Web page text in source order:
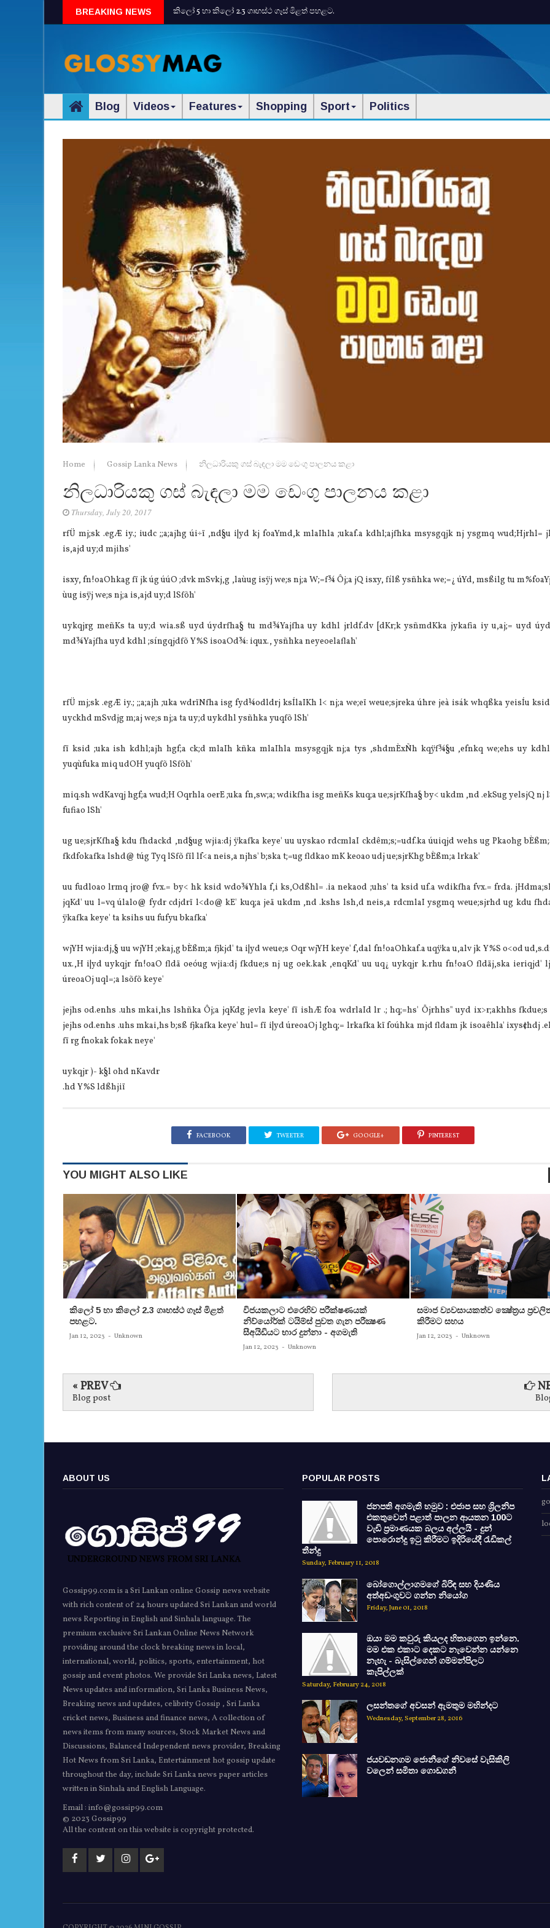
BREAKING NEWS කිලෝ 5 හා කිලෝ 2.3 ගෘහස්ථ ගෑස් මිළත් පහළට.
Blog Videos Features Shopping Sport Politics
Home Gossip Lanka News නිලධාරියකු ගස් බැඳලා මම ඩෙංගු පාලනය කළා
නිලධාරියකු ගස් බැඳලා මම ඩෙංගු පාලනය කළා
Thursday, July 20, 2017
rfÜ mj;sk .egÆ iy.; iudc ;;a;ajhg úi÷ï ,nd§u i|yd kj foaYmd,k mlaIhla ;ukaf.a kdhl;ajfhka msysgqjk nj ysgmq wud;Hjrhl=
is,ajd uy;d mjihs'
isxy, fn!oaOhkag fï jk úg úúO ;dvk mSvkj,g ,laùug isÿj we;s nj;a W;=f¾ Ôj;a jQ isxy, fílß ysñhka we;=¿ úYd, msßilg tu
ùug isÿj we;s nj;a is,ajd uy;d lSfõh'
uykqjrg meñKs ta uy;d wia.sß uyd úydrfha§ tu md¾Yajfha uy kdhl jrldf.dv [dKr;k ysñmdKka jykafia iy u,aj;= uyd
md¾Yajfha uyd kdhl ;síngqjdfõ Y%S isoaOd¾: iqux., ysñhka neyeoelaflah'
rfÜ mj;sk .egÆ iy.; ;;a;ajh ;uka wdrïNfha isg fyd¼odldrj ksÍlaIKh l< nj;a we;eï weue;sjreka úhre jeà isák whqßka yeisÍu
uyckhd mSvdjg m;aj we;s nj;a ta uy;d uykdhl ysñhka yuqfõ lSh'
fï ksid ;uka ish kdhl;ajh hgf;a ck;d mlaIh kñka mlaIhla msysgqjk nj;a tys ,shdmÈxÑh kqÿf¾§u ,efnkq we;ehs uy
yuqùfuka miq udOH yuqfõ lSfõh'
miq.sh wdKavqj hgf;a wud;H Oqrhla oerE ;uka fn,sw;a; wdikfha isg meñKs kuq;a ue;sjrKfha§ by< ukdm ,nd .ekSug yelsjQ nj
fufiao lSh'
ug ue;sjrKfha§ kdu fhdackd ,nd§ug wjia:dj ÿkafka keye' uu uyskao rdcmlaI ckdêm;s;=udf.ka úuiqjd wehs ug Pkaohg
fkdfokafka lshd@ túg Tyq lSfõ fïl lf<a neis,a njhs' b;ska t;=ug fldkao mK keoao udj ue;sjrKhg bÈßm;a lrkak'
uu fudloao lrmq jro@ fvx.= by< hk ksid wdo¾Yhla f,i ks,Odßhl= .ia nekaod ;uhs' ta ksid uf.a wdikfha fvx.= frda.
jqKd' uu l=vq úlalo@ fydr cdjdrï l<do@ kE' kuq;a jeä ukdm ,nd .kshs lsh,d neis,a rdcmlaI ysgmq weue;sjrhd ug kdu
ÿkafka keye' ta ksihs uu fufyu bkafka'
wjYH wjia:dj,§ uu wjYH ;ekaj,g bÈßm;a fjkjd' ta i|yd weue;s Oqr wjYH keye' f,dal fn!oaOhkaf.a uqÿka u,alv jk Y%S o<od
ux.,H i|yd uykqjr fn!oaO fldä oeóug wjia:dj fkdue;s nj ug oek.kak ,enqKd' uu uq¿ uykqjr k.rhu fn!oaO fldäj,ska ieriqjd'
úreoaOj uql=;a lsõfõ keye'
jejhs od.enhs .uhs mkai,hs lshñka Ôj;a jqKdg jevla keye' fï ishÆ foa wdrlaId lr .; hq;=hs' Öjrhhs" uyd ix>r;akhhs
jejhs od.enhs .uhs mkai,hs b;sß fjkafka keye' hul= fï i|yd úreoaOj lghq;= lrkafka kï foúhka mjd fldam jk isoaêhla' ixys¢hdj
fï rg fnokak fokak neye'
uykqjr )- k§l ohd nKavdr
.hd Y%S ldßhjiï
FACEBOOK TWEETER GOOGLE+ PINTEREST
YOU MIGHT ALSO LIKE
කිලෝ 5 හා කිලෝ 2.3 ගෘහස්ථ ගෑස් මිළත්
පහළට.
Jan 12, 2023 - Unknown
විජයකලාට එරෙහිව පරීක්‌ෂණයක්‌
නිව්යෝර්ක්‌ ටයිම්ස්‌ පුවත ගැන පරීක්‍ෂණ
සීඅයිඩියට භාර දුන්නා - අගමැති
Jan 12, 2023 - Unknown
සමාජ ව්‍යවසායකත්ව ක්‍ෂේත්‍රය
කිරීමට සහය
Jan 12, 2023 - Unknown
« PREV
Blog post
ABOUT US
Gossip99.com is a Sri Lankan online Gossip news website
with rich content of 24 hours updated Sri Lankan and world
news Reporting in English and Sinhala language. The
premium exclusive Sri Lankan Online News Network
providing around the clock breaking news in local,
international, world, politics, sports, entertainment, hot
gossip and event photos. We provide Sri Lanka news, Latest
News updates and information, Sri Lanka Business News,
Breaking news and updates, celibrity Gossip , Sri Lanka
cricket news, Business and finance news, A collection of
news items from many sources, Stock Market News and
Discussions, Balanced Independent news provider, Breaking
Hot News from Sri Lanka, Entertainment hot gossip update
throughout the day, include Sri Lanka news paper articles
written in Sinhala and English Language.
Email : info@gossip99.com
© 2023 Gossip99
All the content on this website is copyright protected.
POPULAR POSTS
ජනපති අගමැති හමුව : එජාප සහ ශ්‍රිලනිප
එකතුවෙන් පළාත් පාලන ආයතන 100ට
වැඩි ප්‍රමාණයක බලය අල්ලයි - දුන්
පොරොන්දු ඉටු කිරීමට ඉදිරියේදී රැඩිකල්
තීන්දු
Sunday, February 11, 2018
බෝගොල්ලාගමගේ බිරිඳ සහ දියණිය
අත්අඩංගුවට ගන්න නියෝග
Friday, June 01, 2018
ඔයා මම කවුරු කියලද හිතාගෙන ඉන්නෙ.
මම එක එකාට දෙකට නැවෙන්න යන්නෙ
නැහැ - බැසිල්ගෙන් ගම්මන්පිලට
කැපිල්ලක්
Saturday, February 24, 2018
ලසන්තගේ අවසන් ඇමතුම මහින්දට
Wednesday, September 28, 2016
ජයවඩනගම ජොනීගේ නිවසේ වැසිකිලි
වලෙන් සමිතා ගොඩගනී